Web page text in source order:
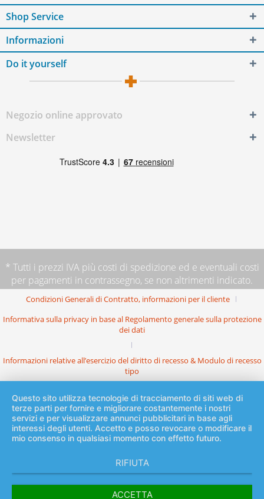
Shop Service
Informazioni
Do it yourself
Negozio online approvato
Newsletter
* Tutti i prezzi IVA più costi di spedizione ed e eventuali costi
per pagamenti in contrassegno, se non altrimenti indicato.
Condizioni Generali di Contratto, informazioni per il cliente
Informativa sulla privacy in base al Regolamento generale sulla protezione
dei dati
Informazioni relative all’esercizio del diritto di recesso & Modulo di recesso
tipo
Questo sito utilizza tecnologie di tracciamento di siti web di
terze parti per fornire e migliorare costantemente i nostri
servizi e per visualizzare annunci pubblicitari in base agli
interessi degli utenti. Accetto e posso revocare o modificare il
mio consenso in qualsiasi momento con effetto futuro.
RIFIUTA
ACCETTA